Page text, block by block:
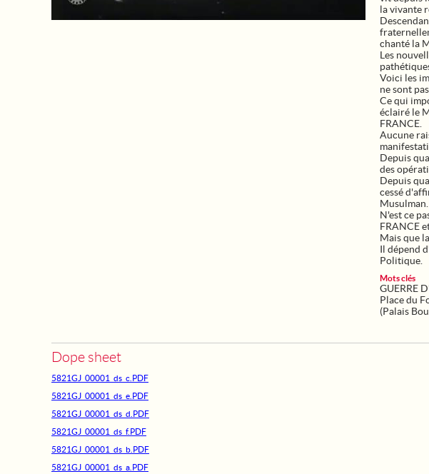
la vivante
chanté la
Les
Voici les
ne sont
Ce qui
éclairé le
FRANCE.
Aucune
Depuis
des
Depuis
cessé
Musulman.
N'est ce
FRANCE
Mais que
Il dépend
Politique.
Mots clés
GUERRE
Place du
(Palais
Dope sheet
5821GJ_00001_ds_c.PDF
5821GJ_00001_ds_e.PDF
5821GJ_00001_ds_d.PDF
5821GJ_00001_ds_f.PDF
5821GJ_00001_ds_b.PDF
5821GJ_00001_ds_a.PDF